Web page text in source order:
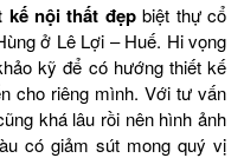
kế nội thất đẹpbiệt thự cổ
ở Lê Lợi – Huế. Hi vọng
kỹ để có hướng thiết kế
cho riêng mình. Với tư vấn
khá lâu rồi nên hình ảnh
có giảm sút mong quý vị